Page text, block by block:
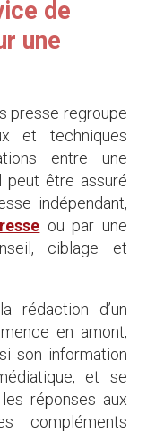
de
une
presse regroupe
et techniques
entre une
peut être assuré
indépendant,
ou par une
ciblage et
d’un
en amont,
son information
et se
réponses aux
compléments